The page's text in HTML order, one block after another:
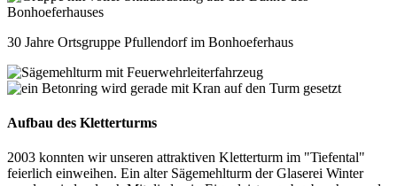
30 Jahre Ortsgruppe Pfullendorf im Bonhoeferhaus
Aufbau des Kletterturms
2003 konnten wir unseren attraktiven Kletterturm im "Tiefental"
feierlich einweihen. Ein alter Sägemehlturm der Glaserei Winter